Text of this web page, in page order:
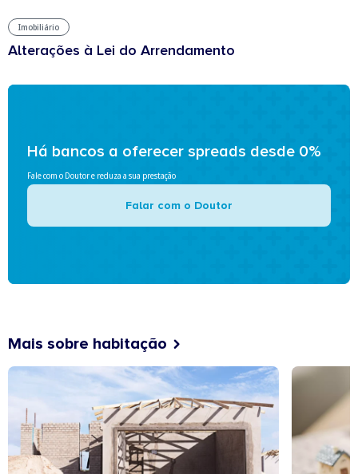
Imobiliário
Alterações à Lei do Arrendamento
Há bancos a oferecer spreads desde 0%
Fale com o Doutor e reduza a sua prestação
Falar com o Doutor
Mais sobre habitação